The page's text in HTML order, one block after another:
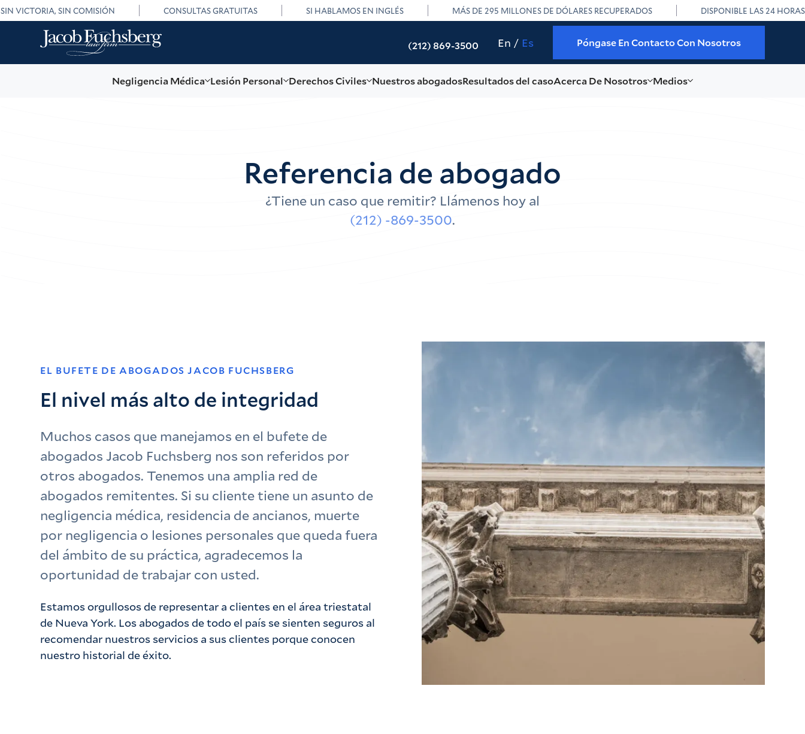
SIN VICTORIA, SIN COMISIÓN CONSULTAS GRATUITAS SI HABLAMOS EN INGLÉS MÁS DE 295 MILLONES DE DÓLARES RECUPERADOS DISPONIBLE LAS 24 HORAS
(212) 869-3500 En Es Póngase En Contacto Con Nosotros
Negligencia Médica Lesión Personal Derechos Civiles Nuestros abogadosResultados del casoAcerca De Nosotros Medios
Referencia de abogado
¿Tiene un caso que remitir? Llámenos hoy al
(212) -869-3500.
EL BUFETE DE ABOGADOS JACOB FUCHSBERG
El nivel más alto de integridad
Muchos casos que manejamos en el bufete de
abogados Jacob Fuchsberg nos son referidos por
otros abogados. Tenemos una amplia red de
abogados remitentes. Si su cliente tiene un asunto de
negligencia médica, residencia de ancianos, muerte
por negligencia o lesiones personales que queda fuera
del ámbito de su práctica, agradecemos la
oportunidad de trabajar con usted.
Estamos orgullosos de representar a clientes en el área triestatal
de Nueva York. Los abogados de todo el país se sienten seguros al
recomendar nuestros servicios a sus clientes porque conocen
nuestro historial de éxito.